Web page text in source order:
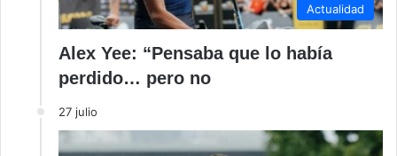
Actualidad
Alex Yee: “Pensaba que lo había
perdido… pero no
27 julio